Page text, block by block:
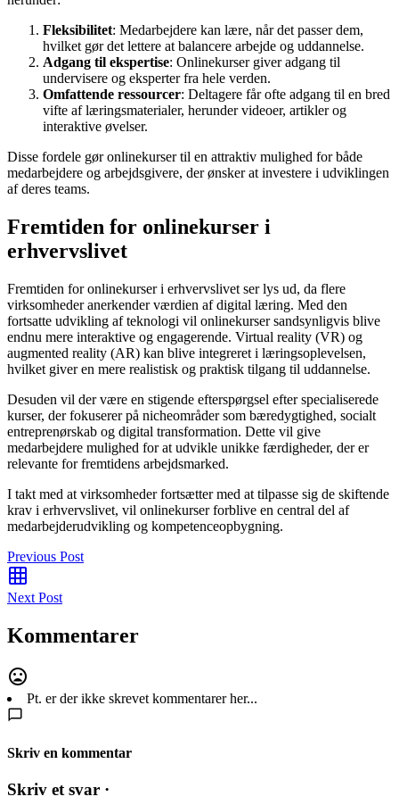
Fleksibilitet: Medarbejdere kan lære, når det passer dem,
hvilket gør det lettere at balancere arbejde og uddannelse.
Adgang til ekspertise: Onlinekurser giver adgang til
undervisere og eksperter fra hele verden.
Omfattende ressourcer: Deltagere får ofte adgang til en bred
vifte af læringsmaterialer, herunder videoer, artikler og
interaktive øvelser.
Disse fordele gør onlinekurser til en attraktiv mulighed for både
medarbejdere og arbejdsgivere, der ønsker at investere i udviklingen
af deres teams.
Fremtiden for onlinekurser i
erhvervslivet
Fremtiden for onlinekurser i erhvervslivet ser lys ud, da flere
virksomheder anerkender værdien af digital læring. Med den
fortsatte udvikling af teknologi vil onlinekurser sandsynligvis blive
endnu mere interaktive og engagerende. Virtual reality (VR) og
augmented reality (AR) kan blive integreret i læringsoplevelsen,
hvilket giver en mere realistisk og praktisk tilgang til uddannelse.
Desuden vil der være en stigende efterspørgsel efter specialiserede
kurser, der fokuserer på nicheområder som bæredygtighed, socialt
entreprenørskab og digital transformation. Dette vil give
medarbejdere mulighed for at udvikle unikke færdigheder, der er
relevante for fremtidens arbejdsmarked.
I takt med at virksomheder fortsætter med at tilpasse sig de skiftende
krav i erhvervslivet, vil onlinekurser forblive en central del af
medarbejderudvikling og kompetenceopbygning.
Previous Post
Next Post
Kommentarer
Pt. er der ikke skrevet kommentarer her...
Skriv en kommentar
Skriv et svar ·